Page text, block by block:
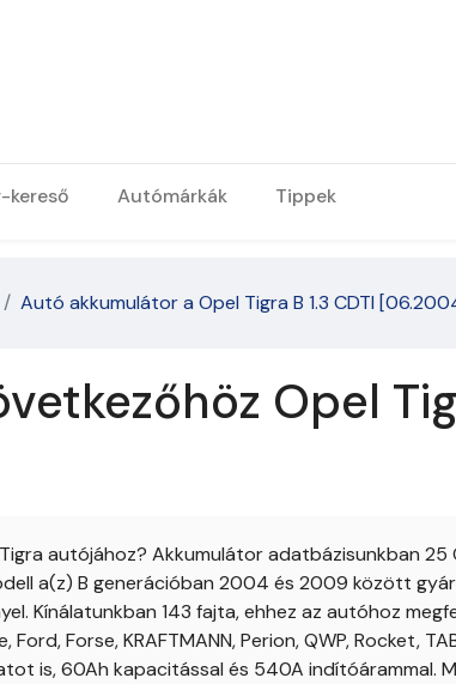
kereső Autómárkák Tippek
Autó akkumulátor a Opel Tigra B 1.3 CDTI
Opel
autójához? Akkumulátor adatbázisunkban
a(z) B generációban 2004 és 2009 között
Kínálatunkban 143 fajta, ehhez az autóhoz
Ford, Forse, KRAFTMANN, Perion, QWP, Rocket,
is, 60Ah kapacitással és 540A indítóárammal.